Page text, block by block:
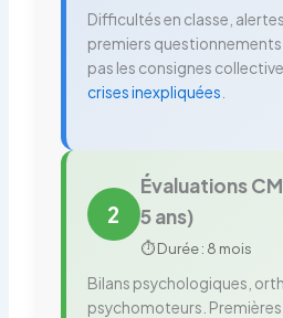
Difficultés en classe,
premiers
pas les consignes
crises inexpliquées
2
Évaluations
5 ans)
⏱️ Durée : 8 mois
Bilans psychologiques,
psychomoteurs.